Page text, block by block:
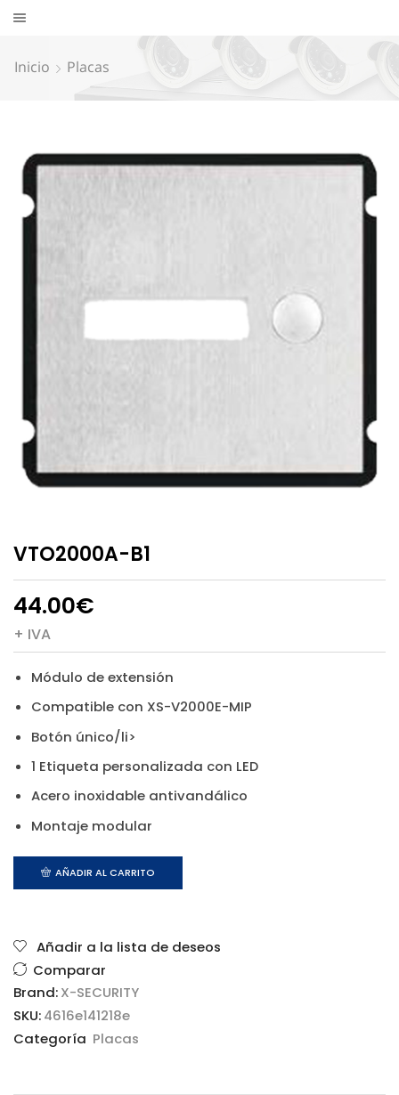
Inicio Placas
VTO2000A-B1
44.00€
+ IVA
Módulo de extensión
Compatible con XS-V2000E-MIP
Botón único/li>
1 Etiqueta personalizada con LED
Acero inoxidable antivandálico
Montaje modular
AÑADIR AL CARRITO
Añadir a la lista de deseos
Comparar
Brand:X-SECURITY
SKU:4616e141218e
Categoría Placas